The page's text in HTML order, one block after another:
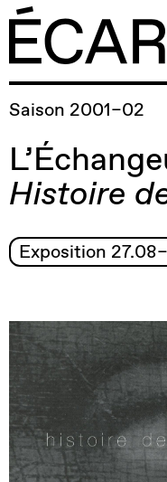
Saison 2001–02
Histoire
Exposition